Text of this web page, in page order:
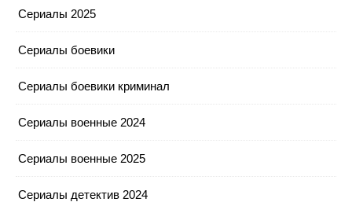
Сериалы 2025
Сериалы боевики
Сериалы боевики криминал
Сериалы военные 2024
Сериалы военные 2025
Сериалы детектив 2024